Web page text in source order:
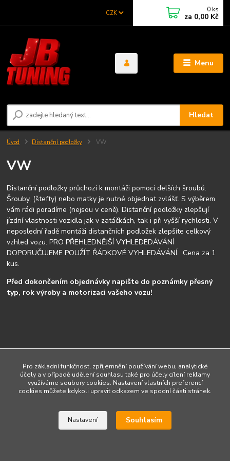
Menu
CZK
Hledat
0 ks
za 0,00 Kč
Úvod Distanční podložky VW
VW
Distanční podložky průchozí k montáži pomocí delších šroubů.
Šrouby, (štefty) nebo matky je nutné objednat zvlášť. S výběrem
vám rádi poradíme (nejsou v ceně). Distanční podložky zlepšují
jízdní vlastnosti vozidla jak v zatáčkách, tak i při vyšší rychlosti. V
neposlední řadě montáži distančních podložek zlepšíte celkový
vzhled vozu. PRO PŘEHLEDNĚJŠÍ VYHLEDEDÁVÁNÍ
DOPORUČUJEME POUŽÍT ŘÁDKOVÉ VYHLEDÁVÁNÍ. Cena za 1
kus.
Před dokončením objednávky napište do poznámky přesný
typ, rok výroby a motorizaci vašeho vozu!
Upravit sběr cookies.
Vytvořeno na Eshop-rychle.cz
Pro základní funkčnost, zpříjemnění používání webu, analytické
účely a v případě udělení souhlasu také pro účely cílení reklamy
využíváme soubory cookies. Nastavení vlastních preferencí
cookies můžete kdykoli upravit odkazem ve spodní části stránek.
Nastavení Souhlasím